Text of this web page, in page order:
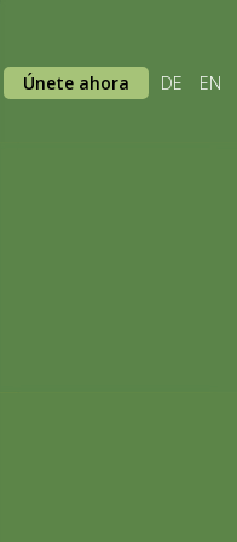
Únete ahora DE EN